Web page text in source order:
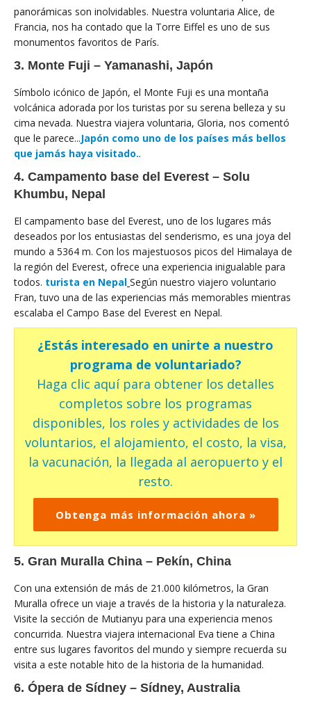
panorámicas son inolvidables. Nuestra voluntaria Alice, de
Francia, nos ha contado que la Torre Eiffel es uno de sus
monumentos favoritos de París.
3. Monte Fuji – Yamanashi, Japón
Símbolo icónico de Japón, el Monte Fuji es una montaña
volcánica adorada por los turistas por su serena belleza y su
cima nevada. Nuestra viajera voluntaria, Gloria, nos comentó
que le parece...Japón como uno de los países más bellos
que jamás haya visitado..
4. Campamento base del Everest – Solu
Khumbu, Nepal
El campamento base del Everest, uno de los lugares más
deseados por los entusiastas del senderismo, es una joya del
mundo a 5364 m. Con los majestuosos picos del Himalaya de
la región del Everest, ofrece una experiencia inigualable para
todos. turista en Nepal Según nuestro viajero voluntario
Fran, tuvo una de las experiencias más memorables mientras
escalaba el Campo Base del Everest en Nepal.
¿Estás interesado en unirte a nuestro
programa de voluntariado?
Haga clic aquí para obtener los detalles
completos sobre los programas
disponibles, los roles y actividades de los
voluntarios, el alojamiento, el costo, la visa,
la vacunación, la llegada al aeropuerto y el
resto.
Obtenga más información ahora »
5. Gran Muralla China – Pekín, China
Con una extensión de más de 21.000 kilómetros, la Gran
Muralla ofrece un viaje a través de la historia y la naturaleza.
Visite la sección de Mutianyu para una experiencia menos
concurrida. Nuestra viajera internacional Eva tiene a China
entre sus lugares favoritos del mundo y siempre recuerda su
visita a este notable hito de la historia de la humanidad.
6. Ópera de Sídney – Sídney, Australia